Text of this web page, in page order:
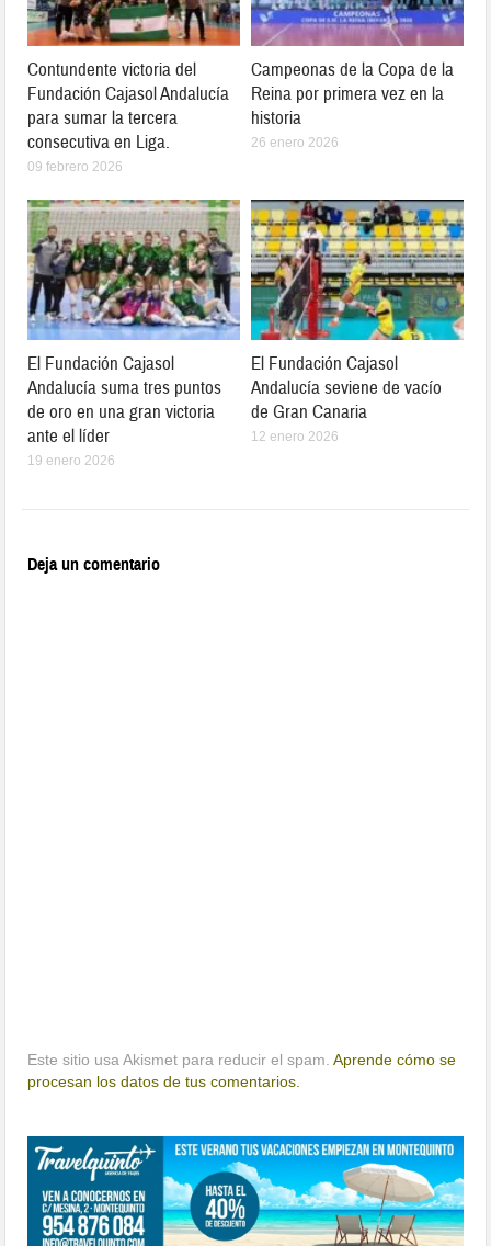
Contundente victoria del
Fundación Cajasol Andalucía
para sumar la tercera
consecutiva en Liga.
09 febrero 2026
Campeonas de la Copa de la
Reina por primera vez en la
historia
26 enero 2026
El Fundación Cajasol
Andalucía suma tres puntos
de oro en una gran victoria
ante el líder
19 enero 2026
El Fundación Cajasol
Andalucía seviene de vacío
de Gran Canaria
12 enero 2026
Deja un comentario
Este sitio usa Akismet para reducir el spam.Aprende cómo se
procesan los datos de tus comentarios.